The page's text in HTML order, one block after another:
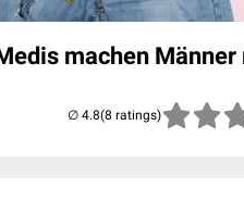
machen Männer
(8 ratings)